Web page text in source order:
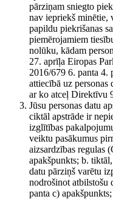
pārziņam sniegto
nav iepriekš minētie,
papildu piekrišanas
piemērojamiem
nolūku, kādam
27. aprīļa Eiropas
2016/679 6. panta 4.
attiecībā uz
ar ko atceļ Direktīvu
Jūsu personas datu
ciktāl apstrāde ir
izglītības
veiktu pasākumus
aizsardzības regulas
apakšpunkts; b.
datu pārziņš varētu
nodrošinot atbilstošu
panta c)